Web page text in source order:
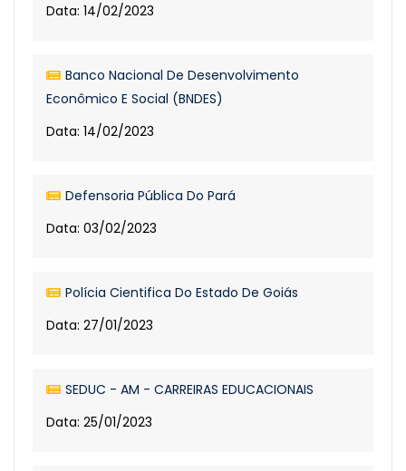
Data: 14/02/2023
Banco Nacional De Desenvolvimento
Econômico E Social (BNDES)
Data: 14/02/2023
Defensoria Pública Do Pará
Data: 03/02/2023
Polícia Cientifica Do Estado De Goiás
Data: 27/01/2023
SEDUC - AM - CARREIRAS EDUCACIONAIS
Data: 25/01/2023